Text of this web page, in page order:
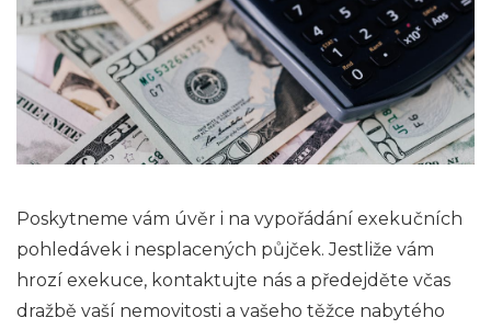
Poskytneme vám úvěr i na vypořádání exekučních
pohledávek i nesplacených půjček. Jestliže vám
hrozí exekuce, kontaktujte nás a předejděte včas
dražbě vaší nemovitosti a vašeho těžce nabytého